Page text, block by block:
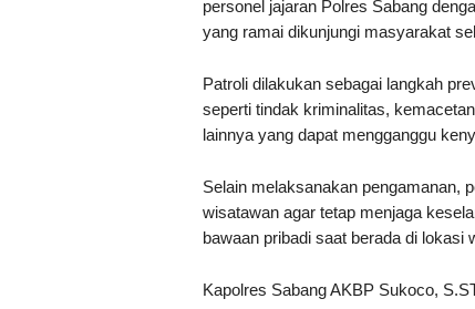
personel jajaran Polres Sabang
yang ramai dikunjungi masyarakat
Patroli dilakukan sebagai langkah
seperti tindak kriminalitas,
lainnya yang dapat mengganggu
Selain melaksanakan pengamanan,
wisatawan agar tetap menjaga
bawaan pribadi saat berada di lokasi
Kapolres Sabang AKBP Sukoco,